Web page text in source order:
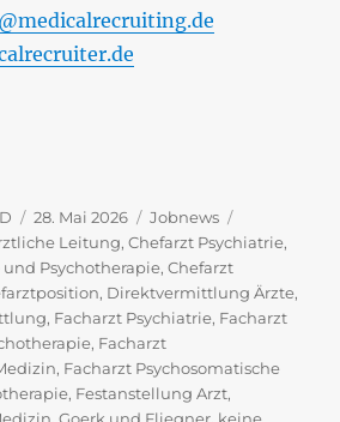
Veröffentlicht
am
28. Mai 2026 Kategorien
Jobnews
Leitung,Chefarzt Psychiatrie,
Psychotherapie,Chefarzt
, Direktvermittlung Ärzte,
, Facharzt Psychiatrie, Facharzt
, Facharzt
, Facharzt Psychosomatische
, Festanstellung Arzt,